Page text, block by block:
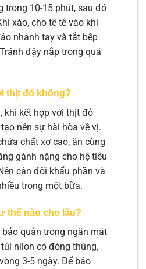
trong 10-15 phút, sau đó
xào, cho tê tê vào khi
nhanh tay và tắt bếp
đậy nắp trong quá
thịt đỏ không?
khi kết hợp với thịt đỏ
nên sự hài hòa về vị.
chất xơ cao, ăn cùng
gánh nặng cho hệ tiêu
cân đối khẩu phần và
trong một bữa.
thế nào cho lâu?
quản trong ngăn mát
nilon có đóng thùng,
3-5 ngày. Để bảo